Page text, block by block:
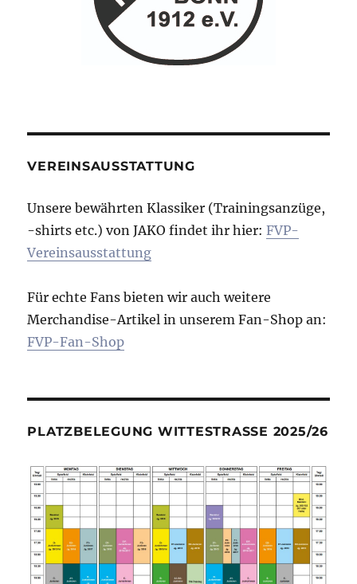
VEREINSAUSSTATTUNG
Unsere bewährten Klassiker (Trainingsanzüge,
-shirts etc.) von JAKO findet ihr hier:FVP-
Vereinsausstattung
Für echte Fans bieten wir auch weitere
Merchandise-Artikel in unserem Fan-Shop an:
FVP-Fan-Shop
PLATZBELEGUNG WITTESTRASSE 2025/26